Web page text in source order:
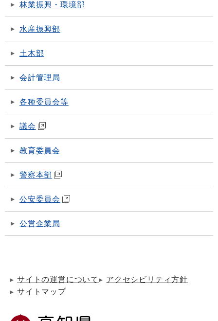
林業振興・環境部
水産振興部
土木部
会計管理局
各種委員会等
議会
教育委員会
警察本部
公安委員会
公営企業局
サイトの運営について
アクセシビリティ方針
サイトマップ